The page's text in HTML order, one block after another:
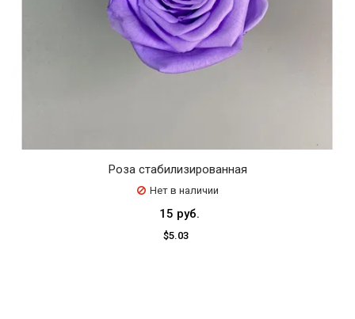
Роза стабилизированная
Нет в наличии
15 руб.
$5.03